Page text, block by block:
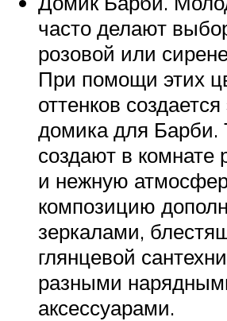
часто делают
розовой или
При помощи этих
оттенков
домика для Барби.
создают в комнате
и нежную
композицию
зеркалами,
глянцевой
разными
аксессуарами.